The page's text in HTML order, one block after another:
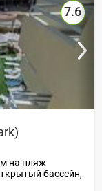
7.6
на пляж
бассейн,